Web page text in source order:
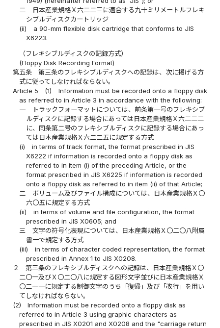
二
日本産業規格Ｘ六二二三に適合する九十ミリメートルフレキ
シブルディスクカートリッジ
(ii)
a 90-mm flexible disk cartridge that conforms to JIS
X6223.
（フレキシブルディスクの記録方式）
(Floppy Disk Recording Format)
第五条
第三条のフレキシブルディスクへの記録は、次に掲げる方
式に従ってしなければならない。
Article 5
(1)
Information must be recorded onto a floppy disk
as referred to in Article 3 in accordance with the following:
一
トラックフォーマットについては、前条第一号のフレキシブ
ルディスクに記録する場合にあっては日本産業規格Ｘ六二二二
に、同条第二号のフレキシブルディスクに記録する場合にあっ
ては日本産業規格Ｘ六二二五に規定する方式
(i)
in terms of track format, the format prescribed in JIS
X6222 if information is recorded onto a floppy disk as
referred to in item (i) of the preceding Article, or the
format prescribed in JIS X6225 if information is recorded
onto a floppy disk as referred to in item (ii) of that Article;
二
ボリューム及びファイル構成については、日本産業規格Ｘ〇
六〇五に規定する方式
(ii)
in terms of volume and file configuration, the format
prescribed in JIS X0605; and
三
文字の符号化表現については、日本産業規格Ｘ〇二〇八附属
書一で規定する方式
(iii)
in terms of character coded representation, the format
prescribed in Annex 1 to JIS X0208.
２
第三条のフレキシブルディスクへの記録は、日本産業規格Ｘ〇
二〇一及びＸ〇二〇八に規定する図形文字並びに日本産業規格Ｘ
〇二一一に規定する制御文字のうち「復帰」及び「改行」を用い
てしなければならない。
(2)
Information must be recorded onto a floppy disk as
referred to in Article 3 using graphic characters as
prescribed in JIS X0201 and X0208 and the "carriage return